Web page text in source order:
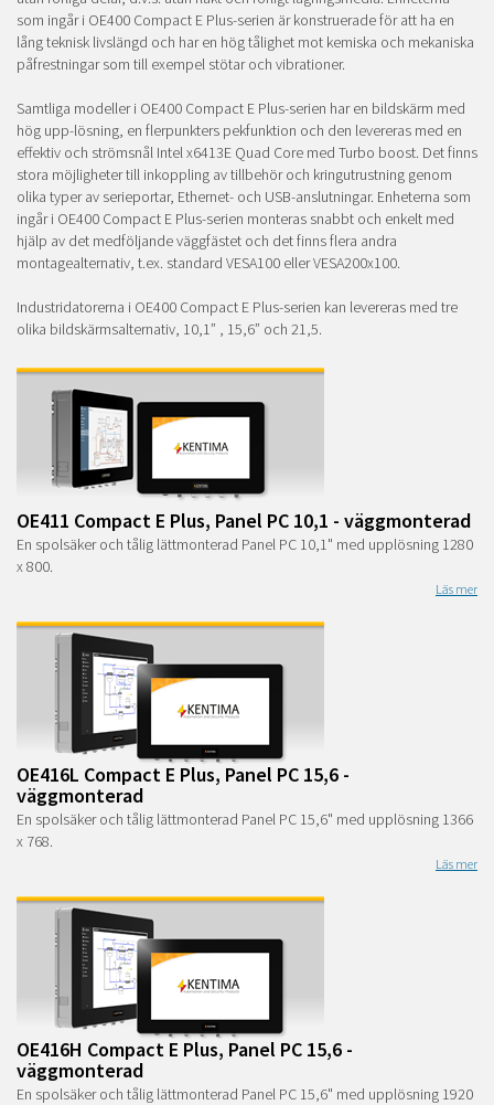
som ingår i OE400 Compact E Plus-serien är konstruerade för att ha en
lång teknisk livslängd och har en hög tålighet mot kemiska och mekaniska
påfrestningar som till exempel stötar och vibrationer.
Samtliga modeller i OE400 Compact E Plus-serien har en bildskärm med
hög upp-lösning, en flerpunkters pekfunktion och den levereras med en
effektiv och strömsnål Intel x6413E Quad Core med Turbo boost. Det finns
stora möjligheter till inkoppling av tillbehör och kringutrustning genom
olika typer av serieportar, Ethernet- och USB-anslutningar. Enheterna som
ingår i OE400 Compact E Plus-serien monteras snabbt och enkelt med
hjälp av det medföljande väggfästet och det finns flera andra
montagealternativ, t.ex. standard VESA100 eller VESA200x100.
Industridatorerna i OE400 Compact E Plus-serien kan levereras med tre
olika bildskärmsalternativ, 10,1” , 15,6” och 21,5.
OE411 Compact E Plus, Panel PC 10,1 - väggmonterad
En spolsäker och tålig lättmonterad Panel PC 10,1" med upplösning 1280
x 800.
Läs mer
OE416L Compact E Plus, Panel PC 15,6 -
väggmonterad
En spolsäker och tålig lättmonterad Panel PC 15,6" med upplösning 1366
x 768.
Läs mer
OE416H Compact E Plus, Panel PC 15,6 -
väggmonterad
En spolsäker och tålig lättmonterad Panel PC 15,6" med upplösning 1920